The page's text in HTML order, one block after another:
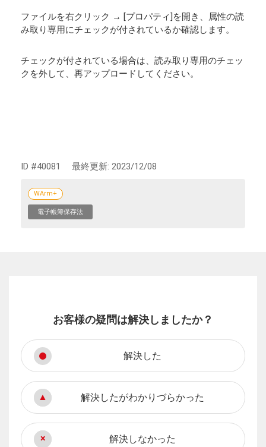
ファイルを右クリック → [プロパティ]を開き、属性の読
み取り専用にチェックが付されているか確認します。
チェックが付されている場合は、読み取り専用のチェッ
クを外して、再アップロードしてください。
ID #40081 最終更新: 2023/12/08
WArm+
電子帳簿保存法
お客様の疑問は解決しましたか？
解決した
解決したがわかりづらかった
解決しなかった